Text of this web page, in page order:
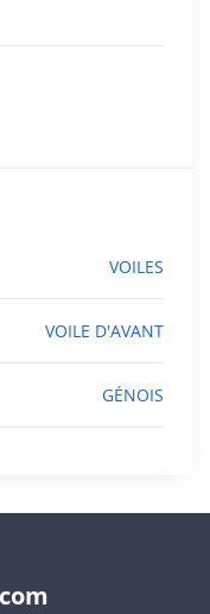
VOILES
VOILE D'AVANT
GÉNOIS